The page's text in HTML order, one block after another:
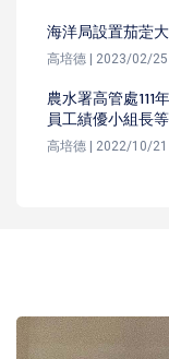
海洋局設置茄萣
高培德 | 2023/02/25
農水署高管處111
員工績優小組長
高培德 | 2022/10/21